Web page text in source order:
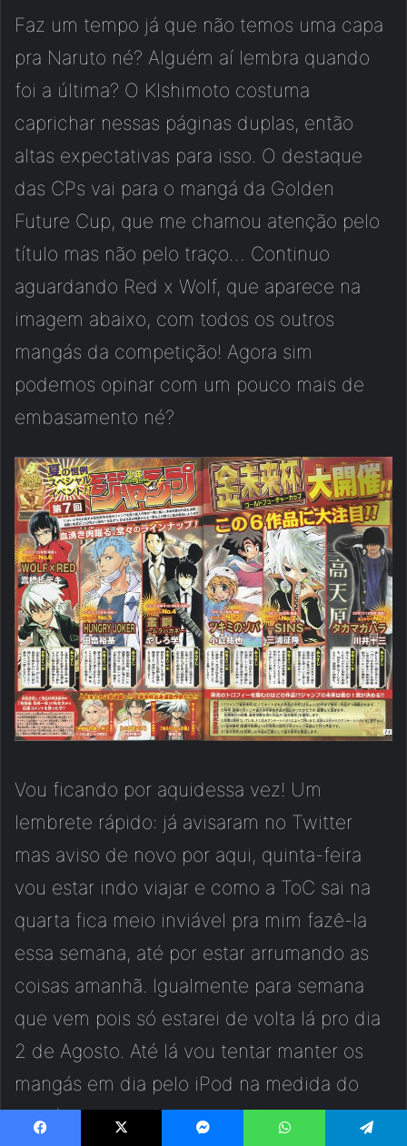
Faz um tempo já que não temos uma capa
pra Naruto né? Alguém aí lembra quando
foi a última? O KIshimoto costuma
caprichar nessas páginas duplas, então
altas expectativas para isso. O destaque
das CPs vai para o mangá da Golden
Future Cup, que me chamou atenção pelo
título mas não pelo traço… Continuo
aguardando Red x Wolf, que aparece na
imagem abaixo, com todos os outros
mangás da competição! Agora sim
podemos opinar com um pouco mais de
embasamento né?
Vou ficando por aquidessa vez! Um
lembrete rápido: já avisaram no Twitter
mas aviso de novo por aqui, quinta-feira
vou estar indo viajar e como a ToC sai na
quarta fica meio inviável pra mim fazê-la
essa semana, até por estar arrumando as
coisas amanhã. Igualmente para semana
que vem pois só estarei de volta lá pro dia
2 de Agosto. Até lá vou tentar manter os
mangás em dia pelo iPod na medida do
possível para voltar com tudo na primeira